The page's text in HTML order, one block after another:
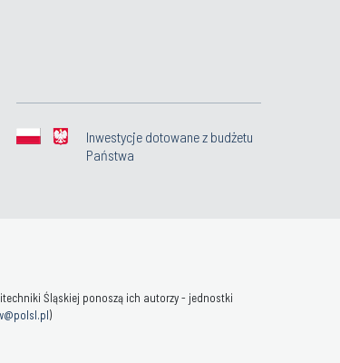
Inwestycje dotowane z budżetu
Państwa
Śląskiej ponoszą ich autorzy - jednostki
)